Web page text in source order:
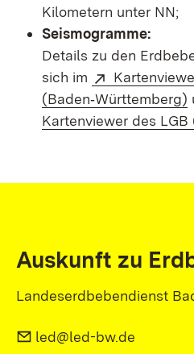
Kilometern unter NN;
Seismogramme:
Details zu den
sich im
(Baden‑Württemberg)
Kartenviewer des LGB
Auskunft zu
Landeserdbebendienst
led@led-bw.de